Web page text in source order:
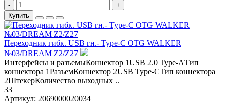
-
+
Купить
Переходник гибк. USB гн.- Type-C OTG WALKER
№03/DREAM Z2/Z27
Интерфейсы и разъемыКоннектор 1USB 2.0 Type-AТип
коннектора 1РазъемКоннектор 2USB Type-CТип коннектора
2ШтекерКоличество выходных ..
33
Артикул: 2069000020034